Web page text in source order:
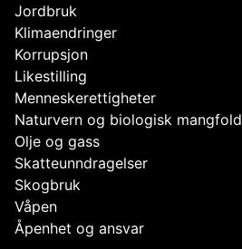
Jordbruk
Klimaendringer
Korrupsjon
Likestilling
Menneskerettigheter
Naturvern og biologisk mangfold
Olje og gass
Skatteunndragelser
Skogbruk
Våpen
Åpenhet og ansvar